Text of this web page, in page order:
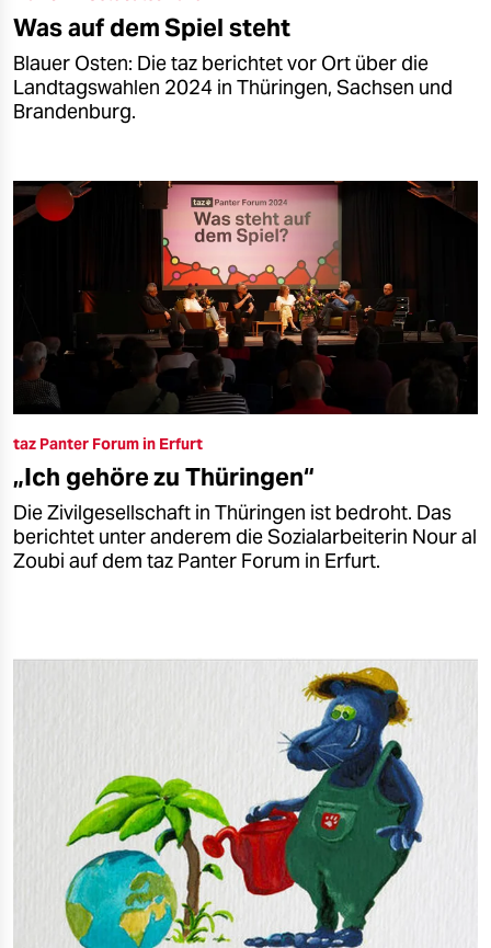
Was auf dem Spiel steht
Blauer Osten: Die taz berichtet vor Ort über die
Landtagswahlen 2024 in Thüringen, Sachsen und
Brandenburg.
taz Panter Forum in Erfurt
„Ich gehöre zu Thüringen“
Die Zivilgesellschaft in Thüringen ist bedroht. Das
berichtet unter anderem die Sozialarbeiterin Nour al
Zoubi auf dem taz Panter Forum in Erfurt.